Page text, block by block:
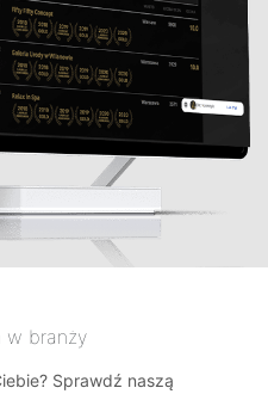
w branży
Sprawdź naszą